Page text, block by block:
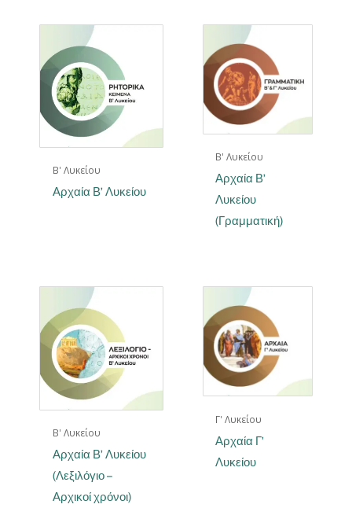
Β' Λυκείου
Αρχαία Β’ Λυκείου
Β' Λυκείου
Αρχαία Β’
Λυκείου
(Γραμματική)
Β' Λυκείου
Αρχαία Β’ Λυκείου
(Λεξιλόγιο –
Αρχικοί χρόνοι)
Γ' Λυκείου
Αρχαία Γ’
Λυκείου